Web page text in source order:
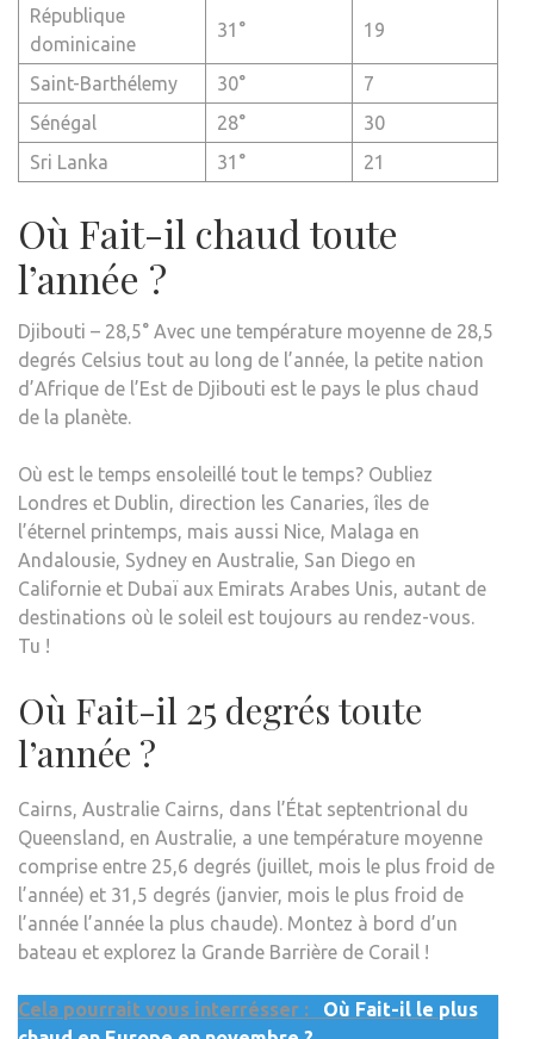
République
dominicaine
31° 19
Saint-Barthélemy 30°
7
Sénégal
28°
30
Sri Lanka
31° 21
Où Fait-il chaud toute
l’année ?
Djibouti – 28,5° Avec une température moyenne de 28,5
degrés Celsius tout au long de l’année, la petite nation
d’Afrique de l’Est de Djibouti est le pays le plus chaud
de la planète.
Où est le temps ensoleillé tout le temps? Oubliez
Londres et Dublin, direction les Canaries, îles de
l’éternel printemps, mais aussi Nice, Malaga en
Andalousie, Sydney en Australie, San Diego en
Californie et Dubaï aux Emirats Arabes Unis, autant de
destinations où le soleil est toujours au rendez-vous.
Tu !
Où Fait-il 25 degrés toute
l’année ?
Cairns, Australie Cairns, dans l’État septentrional du
Queensland, en Australie, a une température moyenne
comprise entre 25,6 degrés (juillet, mois le plus froid de
l’année) et 31,5 degrés (janvier, mois le plus froid de
l’année l’année la plus chaude). Montez à bord d’un
bateau et explorez la Grande Barrière de Corail !
Cela pourrait vous interrésser :
Où Fait-il le plus